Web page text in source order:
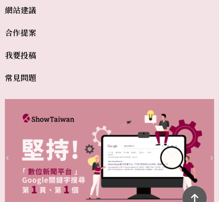
網站建議
合作提案
我要投稿
常見問題